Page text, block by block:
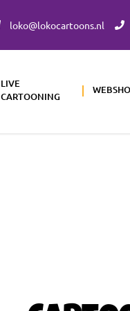
loko@lokocartoons.nl
LIVE
CARTOONING